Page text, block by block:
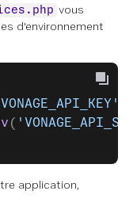
vous
d'environnement
(
application,